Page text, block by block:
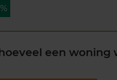
een woning